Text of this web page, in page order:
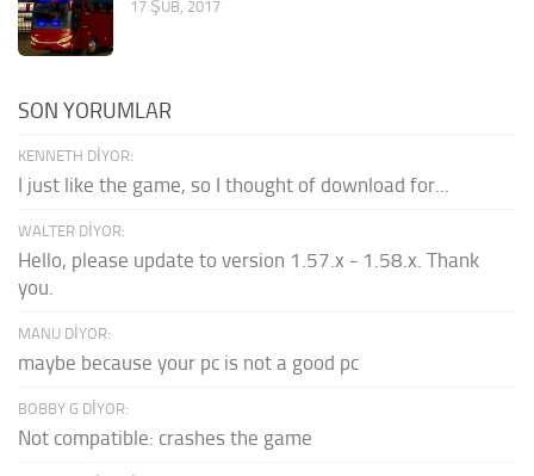
17 ŞUB, 2017
SON YORUMLAR
KENNETH DIYOR:
I just like the game, so I thought of download for...
WALTER DIYOR:
Hello, please update to version 1.57.x - 1.58.x. Thank
you.
MANU DIYOR:
maybe because your pc is not a good pc
BOBBY G DIYOR:
Not compatible: crashes the game